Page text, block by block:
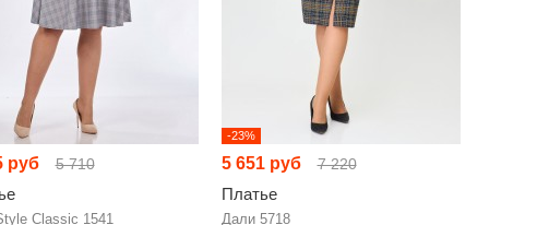
руб 5 710
Classic 1541
-23%
5 651 руб 7 220
Платье
Дали 5718